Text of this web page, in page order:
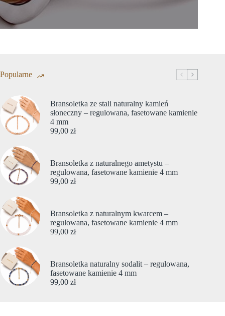
Popularne
Bransoletka ze stali naturalny kamień
słoneczny – regulowana, fasetowane kamienie
4 mm
99,00 zł
Bransoletka z naturalnego ametystu –
regulowana, fasetowane kamienie 4 mm
99,00 zł
Bransoletka z naturalnym kwarcem –
regulowana, fasetowane kamienie 4 mm
99,00 zł
Bransoletka naturalny sodalit – regulowana,
fasetowane kamienie 4 mm
99,00 zł